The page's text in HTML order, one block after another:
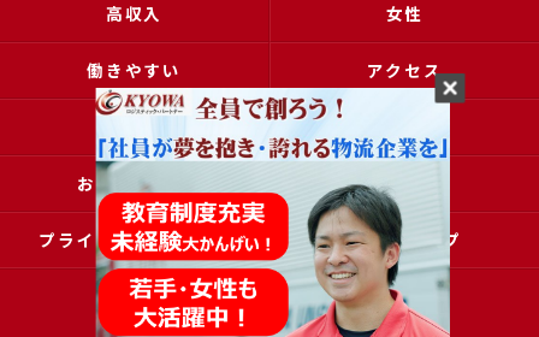
高収入 女性
働きやすい アクセス
お問い合わせ 採用申込
プライバシーポリシー サイトマップ